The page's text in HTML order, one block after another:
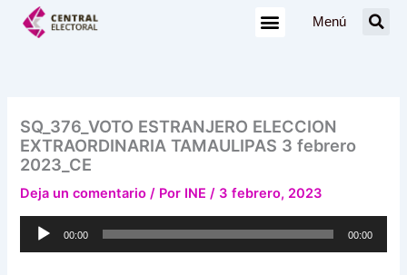
Menú
SQ_376_VOTO ESTRANJERO ELECCION
EXTRAORDINARIA TAMAULIPAS 3 febrero
2023_CE
Deja un comentario / Por INE/ 3 febrero, 2023
Reproductor
00:00 00:00